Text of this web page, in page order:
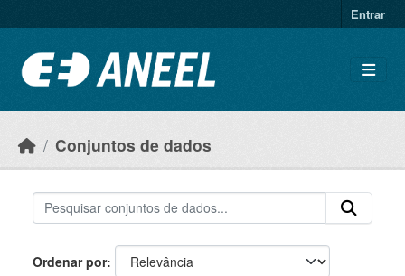
Entrar
Conjuntos de dados
Ordenar por